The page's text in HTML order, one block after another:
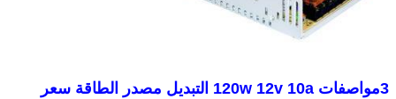
3مواصفات 120w 12v 10a التبديل مصدر الطاقة سعر